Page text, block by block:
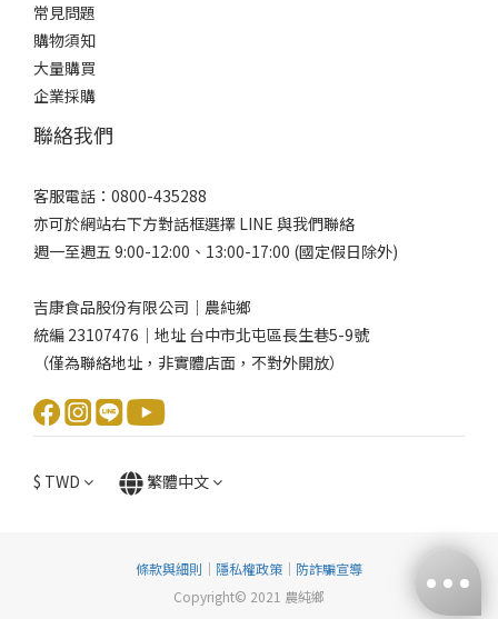
常見問題
購物須知
大量購買
企業採購
聯絡我們
客服電話：0800-435288
亦可於網站右下方對話框選擇 LINE 與我們聯絡
週一至週五 9:00-12:00、13:00-17:00 (國定假日除外)
吉康食品股份有限公司｜農純鄉
統編 23107476｜地址 台中市北屯區長生巷5-9號
（僅為聯絡地址，非實體店面，不對外開放）
$ TWD 繁體中文
條款與細則 ｜ 隱私權政策 ｜ 防詐騙宣導
Copyright© 2021 農純鄉